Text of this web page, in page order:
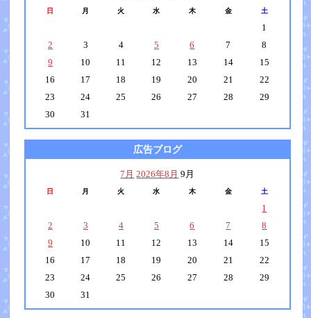
日 月 火 水 木 金 土
1
2
3 4 5 6 7
8
9
10 11 12 13 14
15
16
17 18 19 20 21
22
23
24 25 26 27 28
29
30
31
広告ブログ
7月 2026年8月 9月
日 月 火 水 木 金 土
1
2
3 4 5 6 7
8
9
10 11 12 13 14
15
16
17 18 19 20 21
22
23
24 25 26 27 28
29
30
31